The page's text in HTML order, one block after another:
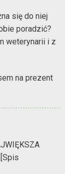
się do niej
poradzić?
weterynarii i z
na prezent